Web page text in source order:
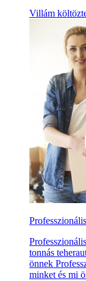
Villám
tonnás
önnek
minket és mi